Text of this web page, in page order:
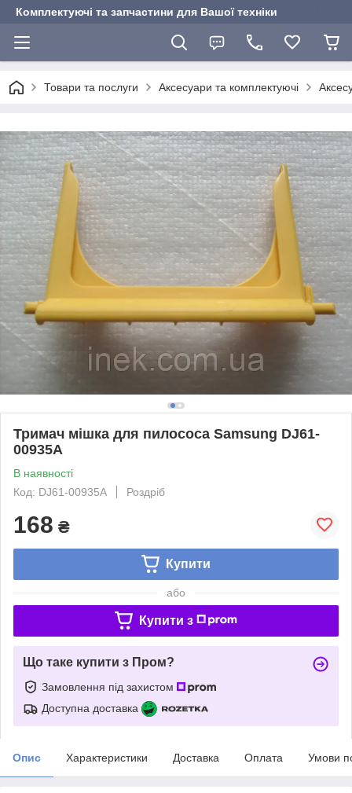
Комплектуючі та запчастини для Вашої техніки
Товари та послуги Аксесуари та комплектуючі
Тримач мішка для пилососа Samsung DJ61-
00935A
В наявності
Код: DJ61-00935A
Роздріб
168 ₴
Купити
або
Купити з
Що таке купити з Пром?
Замовлення під захистом
Доступна доставка
Опис Характеристики Доставка Оплата Умови